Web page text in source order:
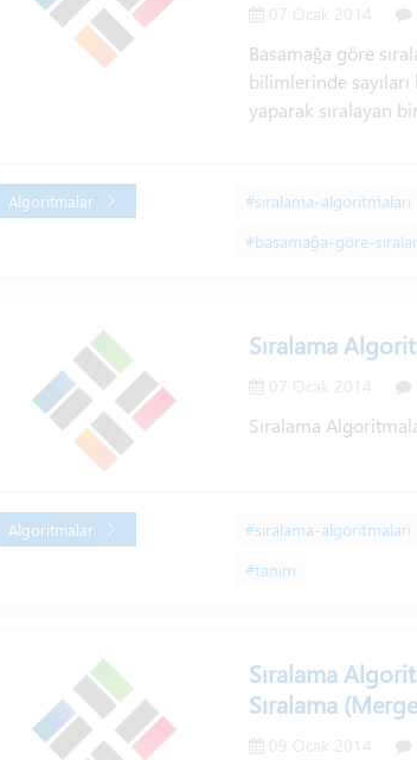
07 Ocak 2014
Basamağa göre
bilimlerinde
yaparak sıralayan
Algoritmalar #sıralama-algoritmaları
#basamağa-göre-
Sıralama
07 Ocak 2014
Sıralama
Algoritmalar #sıralama-algoritmaları
#tanım
Sıralama
Sıralama
09 Ocak 2014